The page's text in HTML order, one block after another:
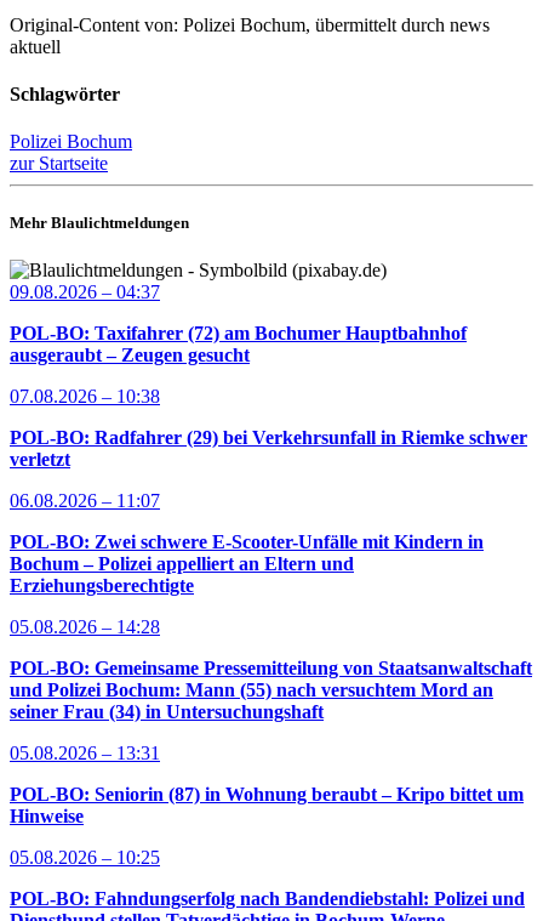
Original-Content von: Polizei Bochum, übermittelt durch news
aktuell
Schlagwörter
Polizei Bochum
zur Startseite
Mehr Blaulichtmeldungen
09.08.2026 – 04:37
POL-BO: Taxifahrer (72) am Bochumer Hauptbahnhof
ausgeraubt – Zeugen gesucht
07.08.2026 – 10:38
POL-BO: Radfahrer (29) bei Verkehrsunfall in Riemke schwer
verletzt
06.08.2026 – 11:07
POL-BO: Zwei schwere E-Scooter-Unfälle mit Kindern in
Bochum – Polizei appelliert an Eltern und
Erziehungsberechtigte
05.08.2026 – 14:28
POL-BO: Gemeinsame Pressemitteilung von Staatsanwaltschaft
und Polizei Bochum: Mann (55) nach versuchtem Mord an
seiner Frau (34) in Untersuchungshaft
05.08.2026 – 13:31
POL-BO: Seniorin (87) in Wohnung beraubt – Kripo bittet um
Hinweise
05.08.2026 – 10:25
POL-BO: Fahndungserfolg nach Bandendiebstahl: Polizei und